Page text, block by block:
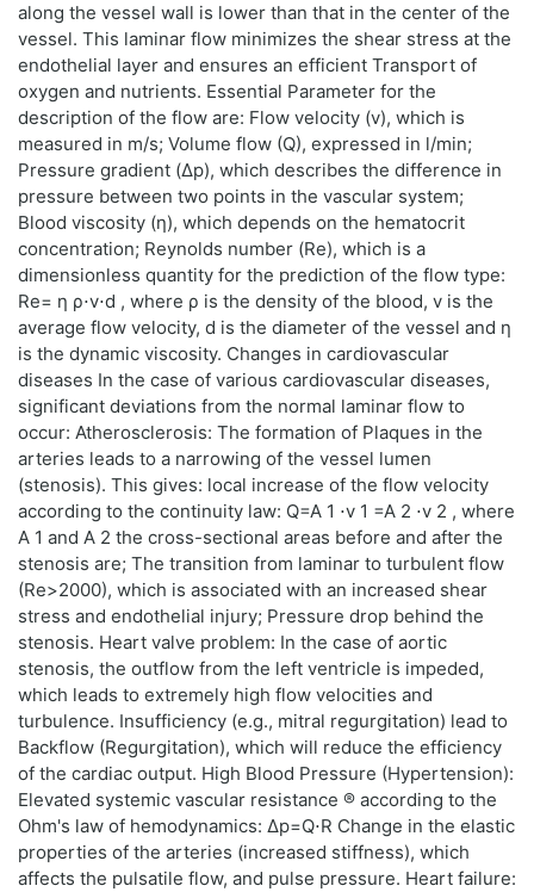
along the vessel wall is lower than that in the center of the
vessel. This laminar flow minimizes the shear stress at the
endothelial layer and ensures an efficient Transport of
oxygen and nutrients. Essential Parameter for the
description of the flow are: Flow velocity (v), which is
measured in m/s; Volume flow (Q), expressed in l/min;
Pressure gradient (Δp), which describes the difference in
pressure between two points in the vascular system;
Blood viscosity (η), which depends on the hematocrit
concentration; Reynolds number (Re), which is a
dimensionless quantity for the prediction of the flow type:
Re= η ρ⋅v⋅d , where ρ is the density of the blood, v is the
average flow velocity, d is the diameter of the vessel and η
is the dynamic viscosity. Changes in cardiovascular
diseases In the case of various cardiovascular diseases,
significant deviations from the normal laminar flow to
occur: Atherosclerosis: The formation of Plaques in the
arteries leads to a narrowing of the vessel lumen
(stenosis). This gives: local increase of the flow velocity
according to the continuity law: Q=A 1 ⋅v 1 =A 2 ⋅v 2 , where
A 1 and A 2 the cross-sectional areas before and after the
stenosis are; The transition from laminar to turbulent flow
(Re>2000), which is associated with an increased shear
stress and endothelial injury; Pressure drop behind the
stenosis. Heart valve problem: In the case of aortic
stenosis, the outflow from the left ventricle is impeded,
which leads to extremely high flow velocities and
turbulence. Insufficiency (e.g., mitral regurgitation) lead to
Backflow (Regurgitation), which will reduce the efficiency
of the cardiac output. High Blood Pressure (Hypertension):
Elevated systemic vascular resistance ® according to the
Ohm's law of hemodynamics: Δp=Q⋅R Change in the elastic
properties of the arteries (increased stiffness), which
affects the pulsatile flow, and pulse pressure. Heart failure: